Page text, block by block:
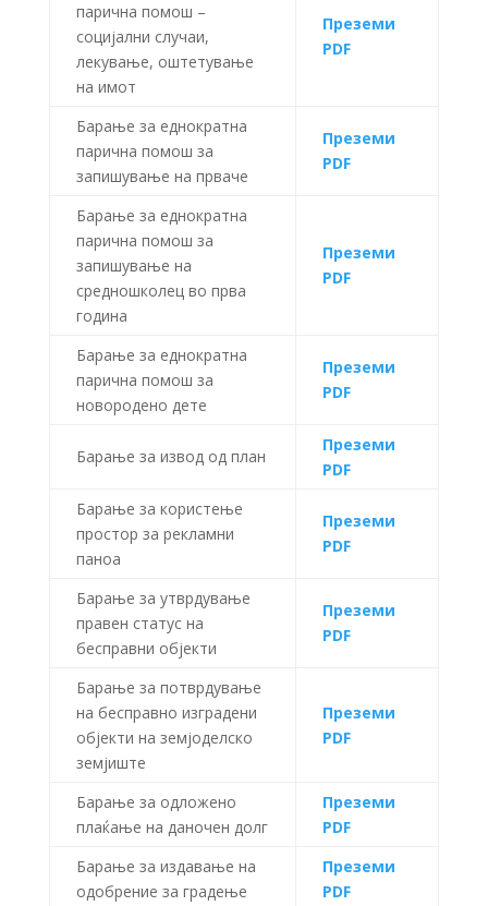
парична помош –
социјални случаи,
лекување, оштетување
на имот
Преземи
PDF
Барање за еднократна
парична помош за
запишување на прваче
Преземи
PDF
Барање за еднократна
парична помош за
запишување на
средношколец во прва
година
Преземи
PDF
Барање за еднократна
парична помош за
новородено дете
Преземи
PDF
Барање за извод од план
Преземи
PDF
Барање за користење
простор за рекламни
паноа
Преземи
PDF
Барање за утврдување
правен статус на
бесправни објекти
Преземи
PDF
Барање за потврдување
на бесправно изградени
објекти на земјоделско
земјиште
Преземи
PDF
Барање за одложено
плаќање на даночен долг
Преземи
PDF
Барање за издавање на
одобрение за градење
Преземи
PDF